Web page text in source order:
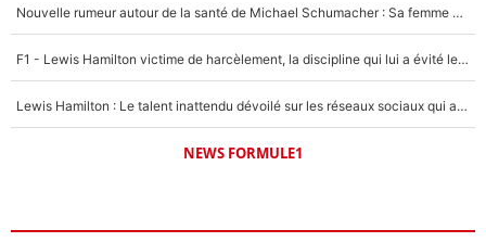
Nouvelle rumeur autour de la santé de Michael Schumacher : Sa femme Corinna sort du silence
F1 - Lewis Hamilton victime de harcèlement, la discipline qui lui a évité le pire : «J'aurais probablement mal tourné»
Lewis Hamilton : Le talent inattendu dévoilé sur les réseaux sociaux qui a impressionné Kim Kardashian pendant leurs vacances en amoureux !
NEWS FORMULE1